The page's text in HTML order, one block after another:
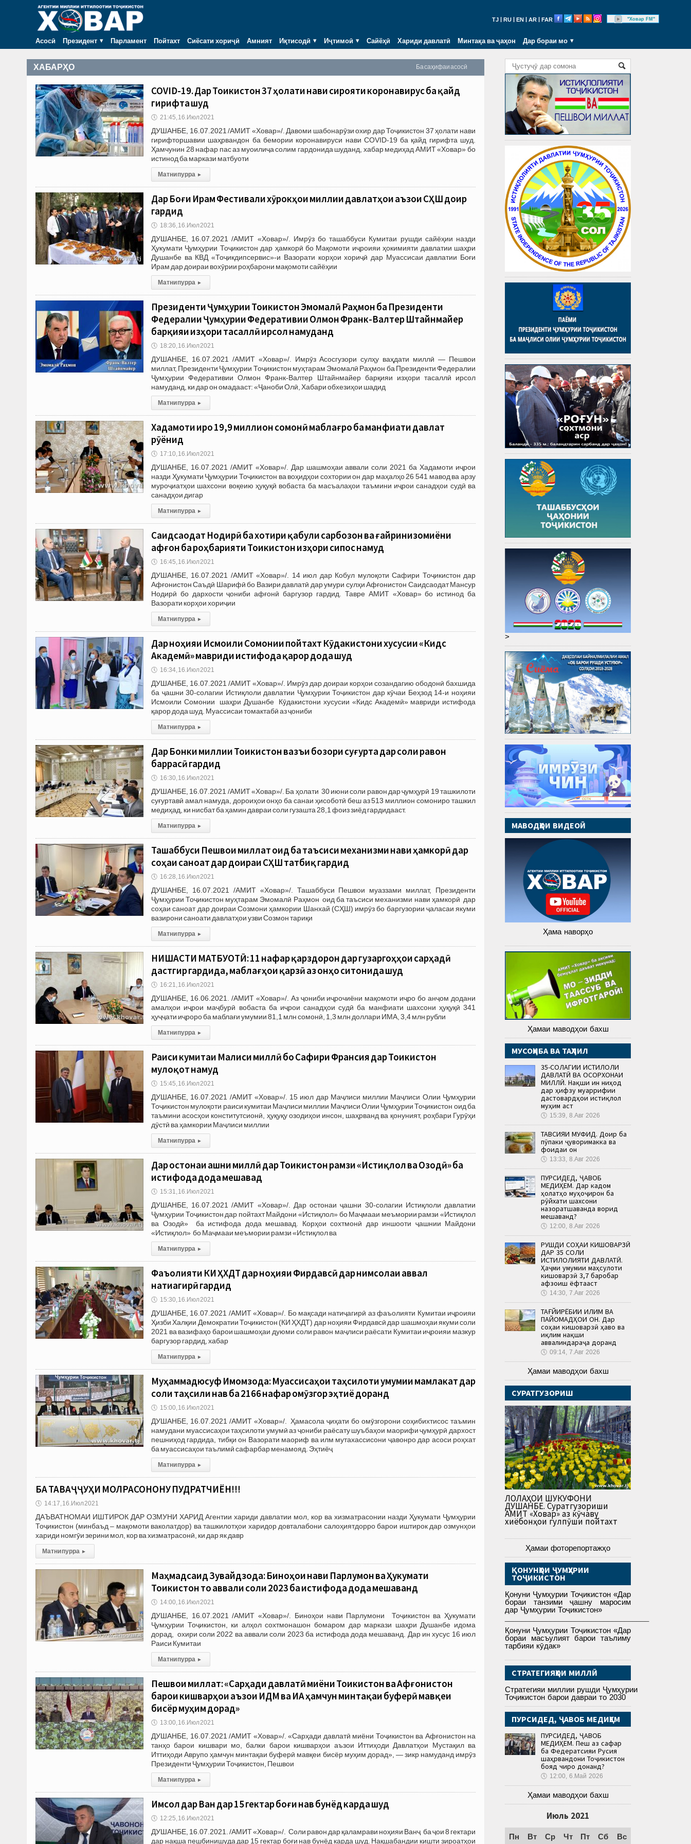
TJ RU EN AR FAR "Ховар FM"
Асосӣ Президент Парламент Пойтахт Сиёсати хориҷӣ Амният Иқтисодӣ Иҷтимоӣ Сайёҳӣ Хариди давлатӣ Минтақа ва ҷаҳон Дар бораи мо
Ба саҳифаи асосӣ
ХАБАРҲО
COVID-19. Дар Тоҷикистон 37 ҳолати нави сирояти коронавирус ба қайд
гирифта шуд
🕔 21:45, 16.Июл 2021
ДУШАНБЕ, 16.07.2021 /АМИТ «Ховар»/. Давоми шабонарӯзи охир дар Тоҷикистон 37 ҳолати нави
гирифторшавии шаҳрвандон ба бемории коронавируси нави COVID-19 ба қайд гирифта шуд.
Ҳамчунин 28 нафар пас аз муоилиҷа солим гардонида шуданд, хабар медиҳад АМИТ «Ховар» бо
истинод ба маркази матбуоти
Матни пурра ▸
Дар Боғи Ирам Фестивали хӯрокҳои миллии давлатҳои аъзои СҲШ доир
гардид
🕔 18:36, 16.Июл 2021
ДУШАНБЕ, 16.07.2021 /АМИТ «Ховар»/. Имрӯз бо ташаббуси Кумитаи рушди сайёҳии назди
Ҳукумати Ҷумҳурии Тоҷикистон дар ҳамкорӣ бо Мақомоти иҷроияи ҳокимияти давлатии шаҳри
Душанбе ва КВД «Тоҷикдипсервис»-и Вазорати корҳои хориҷӣ дар Муассисаи давлатии Боғи
Ирам дар доираи вохӯрии роҳбарони мақомоти сайёҳии
Матни пурра ▸
Президенти Ҷумҳурии Тоҷикистон Эмомалӣ Раҳмон ба Президенти
Федералии Ҷумҳурии Федеративии Олмон Франк-Валтер Штайнмайер
барқияи изҳори тасаллӣ ирсол намуданд
🕔 18:20, 16.Июл 2021
ДУШАНБЕ, 16.07.2021 /АМИТ «Ховар»/. Имрӯз Асосгузори сулҳу ваҳдати миллӣ — Пешвои
миллат, Президенти Ҷумҳурии Тоҷикистон муҳтарам Эмомалӣ Раҳмон ба Президенти Федералии
Ҷумҳурии Федеративии Олмон Франк-Валтер Штайнмайер барқияи изҳори тасаллӣ ирсол
намуданд, ки дар он омадааст: «Ҷаноби Олӣ, Хабари обхезиҳои шадид
Матни пурра ▸
Хадамоти иҷро 19,9 миллион сомонӣ маблағро ба манфиати давлат
рӯёнид
🕔 17:10, 16.Июл 2021
ДУШАНБЕ, 16.07.2021 /АМИТ «Ховар»/. Дар шашмоҳаи аввали соли 2021 ба Хадамоти иҷрои
назди Ҳукумати Ҷумҳурии Тоҷикистон ва воҳидҳои сохтории он дар маҳалҳо 26 541 мавод ва арзу
муроҷиатҳои шахсони воқеию ҳуқуқӣ вобаста ба масъалаҳои таъмини иҷрои санадҳои судӣ ва
санадҳои дигар
Матни пурра ▸
Саидсаодат Нодирӣ ба хотири қабули сарбозон ва ғайринизомиёни
афғон ба роҳбарияти Тоҷикистон изҳори сипос намуд
🕔 16:45, 16.Июл 2021
ДУШАНБЕ, 16.07.2021 /АМИТ «Ховар»/. 14 июл дар Кобул мулоқоти Сафири Тоҷикистон дар
Афғонистон Саъдӣ Шарифӣ бо Вазири давлатӣ дар умури сулҳи Афғонистон Саидсаодат Мансур
Нодирӣ бо дархости ҷониби афғонӣ баргузор гардид. Тавре АМИТ «Ховар» бо истинод ба
Вазорати корҳои хориҷии
Матни пурра ▸
Дар ноҳияи Исмоили Сомонии пойтахт Кӯдакистони хусусии «Кидс
Академӣ» мавриди истифода қарор дода шуд
🕔 16:34, 16.Июл 2021
ДУШАНБЕ, 16.07.2021 /АМИТ «Ховар»/. Имрӯз дар доираи корҳои созандагию ободонӣ бахшида
ба ҷашни 30-солагии Истиқлоли давлатии Ҷумҳурии Тоҷикистон дар кӯчаи Беҳзод 14-и ноҳияи
Исмоили Сомонии шаҳри Душанбе Кӯдакистони хусусии «Кидс Академӣ» мавриди истифода
қарор дода шуд. Муассисаи томактабӣ аз ҷониби
Матни пурра ▸
Дар Бонки миллии Тоҷикистон вазъи бозори суғурта дар соли равон
баррасӣ гардид
🕔 16:30, 16.Июл 2021
ДУШАНБЕ, 16.07.2021 /АМИТ «Ховар»/. Ба ҳолати 30 июни соли равон дар ҷумҳурӣ 19 ташкилоти
суғуртавӣ амал намуда, дороиҳои онҳо ба санаи ҳисоботӣ беш аз 513 миллион сомониро ташкил
медиҳад, ки нисбат ба ҳамин давраи соли гузашта 28,1 фоиз зиёд гардидааст.
Матни пурра ▸
Ташаббуси Пешвои миллат оид ба таъсиси механизми нави ҳамкорӣ дар
соҳаи саноат дар доираи СҲШ татбиқ гардид
🕔 16:28, 16.Июл 2021
ДУШАНБЕ, 16.07.2021 /АМИТ «Ховар»/. Ташаббуси Пешвои муаззами миллат, Президенти
Ҷумҳурии Тоҷикистон муҳтарам Эмомалӣ Раҳмон оид ба таъсиси механизми нави ҳамкорӣ дар
соҳаи саноат дар доираи Созмони ҳамкории Шанхай (СҲШ) имрӯз бо баргузории ҷаласаи якуми
вазирони саноати давлатҳои узви Созмон тариқи
Матни пурра ▸
НИШАСТИ МАТБУОТӢ: 11 нафар қарздорон дар гузаргоҳҳои сарҳадӣ
дастгир гардида, маблағҳои қарзӣ аз онҳо ситонида шуд
🕔 16:21, 16.Июл 2021
ДУШАНБЕ, 16.06.2021. /АМИТ «Ховар»/. Аз ҷониби иҷрочиёни мақомоти иҷро бо анҷом додани
амалҳои иҷрои маҷбурӣ вобаста ба иҷрои санадҳои судӣ ба манфиати шахсони ҳуқуқӣ 341
ҳуҷҷати иҷроро ба маблағи умумии 81,1 млн сомонӣ, 1,3 млн доллари ИМА, 3,4 млн рубли
Матни пурра ▸
Раиси кумитаи Маҷлиси миллӣ бо Сафири Франсия дар Тоҷикистон
мулоқот намуд
🕔 15:45, 16.Июл 2021
ДУШАНБЕ, 16.07.2021 /АМИТ «Ховар»/. 15 июл дар Маҷлиси миллии Маҷлиси Олии Ҷумҳурии
Тоҷикистон мулоқоти раиси кумитаи Маҷлиси миллии Маҷлиси Олии Ҷумҳурии Тоҷикистон оид ба
таъмини асосҳои конститутсионӣ, ҳуқуқу озодиҳои инсон, шаҳрванд ва қонуният, роҳбари Гурӯҳи
дӯстӣ ва ҳамкории Маҷлиси миллии
Матни пурра ▸
Дар остонаи ҷашни миллӣ дар Тоҷикистон рамзи «Истиқлол ва Озодӣ» ба
истифода дода мешавад
🕔 15:31, 16.Июл 2021
ДУШАНБЕ, 16.07.2021 /АМИТ «Ховар»/. Дар остонаи ҷашни 30-солагии Истиқлоли давлатии
Ҷумҳурии Тоҷикистон дар пойтахт Майдони «Истиқлол» бо Маҷмааи меъмории рамзи «Истиқлол
ва Озодӣ» ба истифода дода мешавад. Корҳои сохтмонӣ дар иншооти ҷашнии Майдони
«Истиқлол» бо Маҷмааи меъмории рамзи «Истиқлол ва
Матни пурра ▸
Фаъолияти КИ ҲХДТ дар ноҳияи Фирдавсӣ дар нимсолаи аввал
натиҷагирӣ гардид
🕔 15:30, 16.Июл 2021
ДУШАНБЕ, 16.07.2021 /АМИТ «Ховар»/. Бо мақсади натиҷагирӣ аз фаъолияти Кумитаи иҷроияи
Ҳизби Халқии Демократии Тоҷикистон (КИ ҲХДТ) дар ноҳияи Фирдавсӣ дар шашмоҳаи якуми соли
2021 ва вазифаҳо барои шашмоҳаи дуюми соли равон маҷлиси раёсати Кумитаи иҷроияи мазкур
баргузор гардид, хабар
Матни пурра ▸
Муҳаммадюсуф Имомзода: Муассисаҳои таҳсилоти умумии мамлакат дар
соли таҳсили нав ба 2166 нафар омӯзгор эҳтиёҷ доранд
🕔 15:00, 16.Июл 2021
ДУШАНБЕ, 16.07.2021 /АМИТ «Ховар»/. Ҳамасола ҷиҳати бо омӯзгорони соҳибихтисос таъмин
намудани муассисаҳои таҳсилоти умумӣ аз ҷониби раёсату шуъбаҳои маорифи ҷумҳурӣ дархост
пешниҳод гардида, тибқи он Вазорати маориф ва илм мутахассисони ҷавонро дар асоси роҳхат
ба муассисаҳои таълимӣ сафарбар менамояд. Эҳтиёҷ
Матни пурра ▸
БА ТАВАҶҶУҲИ МОЛРАСОНОНУ ПУДРАТЧИЁН!!!
🕔 14:17, 16.Июл 2021
ДАЪВАТНОМАИ ИШТИРОК ДАР ОЗМУНИ ХАРИД Агентии хариди давлатии мол, кор ва хизматрасонии назди Ҳукумати Ҷумҳурии
Тоҷикистон (минбаъд – мақомоти ваколатдор) ва ташкилотҳои харидор довталабони салоҳиятдорро барои иштирок дар озмунҳои
хариди номгӯи зерини мол, кор ва хизматрасонӣ, ки дар як давр
Матни пурра ▸
Маҳмадсаид Зувайдзода: Биноҳои нави Парлумон ва Ҳукумати
Тоҷикистон то аввали соли 2023 ба истифода дода мешаванд
🕔 14:00, 16.Июл 2021
ДУШАНБЕ, 16.07.2021 /АМИТ «Ховар»/. Биноҳои нави Парлумони Тоҷикистон ва Ҳукумати
Ҷумҳурии Тоҷикистон, ки алҳол сохтмонашон бомаром дар маркази шаҳри Душанбе идома
дорад, охири соли 2022 ва аввали соли 2023 ба истифода дода мешаванд. Дар ин хусус 16 июл
Раиси Кумитаи
Матни пурра ▸
Пешвои миллат: «Сарҳади давлатӣ миёни Тоҷикистон ва Афғонистон
барои кишварҳои аъзои ИДМ ва ИА ҳамчун минтақаи буферӣ мавқеи
бисёр муҳим дорад»
🕔 13:00, 16.Июл 2021
ДУШАНБЕ, 16.07.2021 /АМИТ «Ховар»/. «Сарҳади давлатӣ миёни Тоҷикистон ва Афғонистон на
танҳо барои кишвари мо, балки барои кишварҳои аъзои Иттиҳоди Давлатҳои Мустақил ва
Иттиҳоди Аврупо ҳамчун минтақаи буферӣ мавқеи бисёр муҳим дорад», — зикр намуданд имрӯз
Президенти Ҷумҳурии Тоҷикистон, Пешвои
Матни пурра ▸
Имсол дар Ванҷ дар 15 гектар боғи нав бунёд карда шуд
🕔 12:25, 16.Июл 2021
ДУШАНБЕ, 16.07.2021. /АМИТ «Ховар»/. Соли равон дар қаламрави ноҳияи Ванҷ ба ҷои 8 гектари
дар нақша пешбинишуда дар 15 гектар боғи нав бунёд карда шуд. Нақшабандии кишти зироатҳои
>
МАВОДҲОИ ВИДЕОӢ
Ҳама наворҳо
Ҳамаи маводҳои бахш
МУСОҲИБА ВА ТАҲЛИЛ
35-СОЛАГИИ ИСТИҚЛОЛИ
ДАВЛАТӢ ВА ОСОРХОНАИ
МИЛЛӢ. Нақши ин ниҳод
дар ҳифзу муаррифии
дастовардҳои истиқлол
муҳим аст
🕔 15:39, 8.Авг 2026
ТАВСИЯИ МУФИД. Доир ба
пӯпаки ҷуворимакка ва
фоидаи он
🕔 13:33, 8.Авг 2026
ПУРСИДЕД, ҶАВОБ
МЕДИҲЕМ. Дар кадом
ҳолатҳо муҳоҷирон ба
рӯйхати шахсони
назоратшаванда ворид
мешаванд?
🕔 12:00, 8.Авг 2026
РУШДИ СОҲАИ КИШОВАРЗӢ
ДАР 35 СОЛИ
ИСТИҚЛОЛИЯТИ ДАВЛАТӢ.
Ҳаҷми умумии маҳсулоти
кишоварзӣ 3,7 баробар
афзоиш ёфтааст
🕔 14:30, 7.Авг 2026
ТАҒЙИРЁБИИ ИҚЛИМ ВА
ПАЙОМАДҲОИ ОН. Дар
соҳаи кишоварзӣ ҳаво ва
иқлим нақши
аввалиндараҷа доранд
🕔 09:14, 7.Авг 2026
Ҳамаи маводҳои бахш
СУРАТГУЗОРИШ
ЛОЛАҲОИ ШУКУФОНИ
ДУШАНБЕ. Суратгузориши
АМИТ «Ховар» аз кӯчаву
хиёбонҳои гулпӯши пойтахт
Ҳамаи фоторепортажҳо
ҚОНУНҲОИ ҶУМҲУРИИ
ТОҶИКИСТОН
Қонуни Ҷумҳурии Тоҷикистон «Дар
бораи танзими ҷашну маросим
дар Ҷумҳурии Тоҷикистон»
Қонуни Ҷумҳурии Тоҷикистон «Дар
бораи масъулият барои таълиму
тарбияи кӯдак»
СТРАТЕГИЯҲОИ МИЛЛӢ
Стратегияи миллии рушди Ҷумҳурии
Тоҷикистон барои давраи то 2030
ПУРСИДЕД, ҶАВОБ МЕДИҲЕМ
ПУРСИДЕД, ҶАВОБ
МЕДИҲЕМ. Пеш аз сафар
ба Федератсияи Русия
шаҳрвандони Тоҷикистон
бояд чиро донанд?
🕔 12:00, 6.Май 2026
Ҳамаи маводҳои бахш
Июль 2021
Пн Вт Ср Чт Пт Сб Вс